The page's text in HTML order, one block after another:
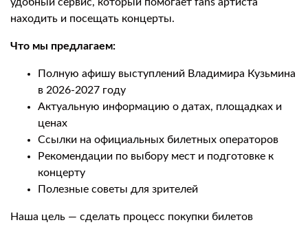
находить и посещать концерты.
Что мы предлагаем:
Полную афишу выступлений Владимира Кузьмина
в 2026-2027 году
Актуальную информацию о датах, площадках и
ценах
Ссылки на официальных билетных операторов
Рекомендации по выбору мест и подготовке к
концерту
Полезные советы для зрителей
Наша цель — сделать процесс покупки билетов